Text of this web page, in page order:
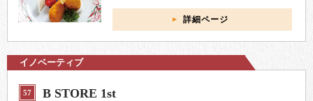
詳細ページ
イノベーティブ
57 B STORE 1st